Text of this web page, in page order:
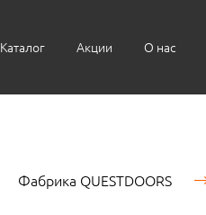
Каталог Акции О нас
Фабрика QUESTDOORS